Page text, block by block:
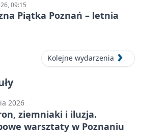
09:15
Piątka Poznań – letnia
Kolejne wydarzenia
2026
ziemniaki i iluzja.
warsztaty w Poznaniu